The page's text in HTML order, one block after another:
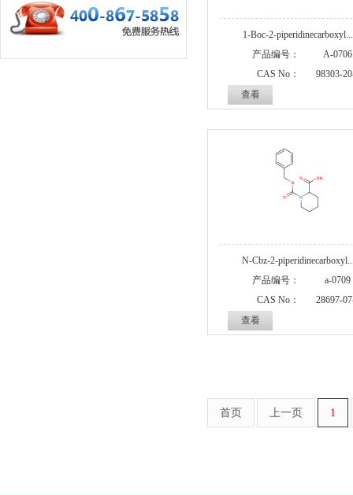
1-Boc-2-piperidinecarboxyl...
产品编号：
A-0706
CAS No：
98303-
查看
N-Cbz-2-
产品编号：
a-0709
CAS No：
28697-
查看
首页 上一页 1